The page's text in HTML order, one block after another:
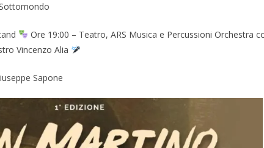
Ore 19:00 – Teatro, ARS Musica e Percussioni Orchestra
Vincenzo Alia
Sapone